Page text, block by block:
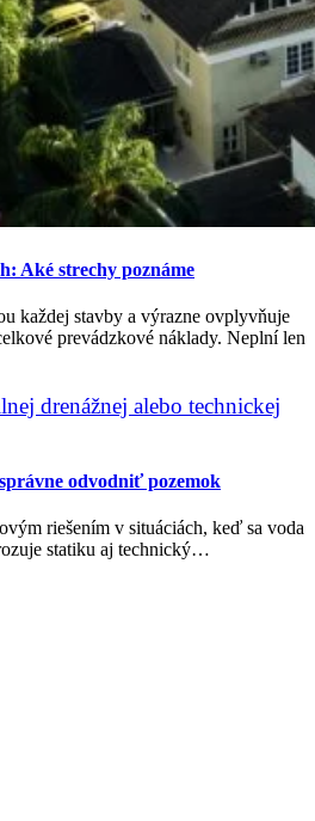
Aké strechy poznáme
každej stavby a výrazne ovplyvňuje
prevádzkové náklady. Neplní len
odvodniť pozemok
riešením v situáciách, keď sa voda
statiku aj technický…